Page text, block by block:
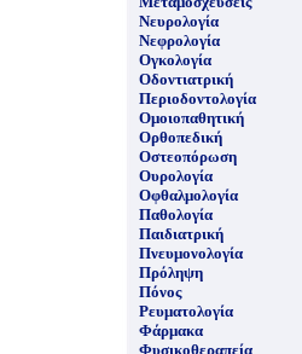
Νευρολογία
Νεφρολογία
Ογκολογία
Οδοντιατρική
Περιοδοντολογία
Ομοιοπαθητική
Ορθοπεδική
Οστεοπόρωση
Ουρολογία
Οφθαλμολογία
Παθολογία
Παιδιατρική
Πνευμονολογία
Πρόληψη
Πόνος
Ρευματολογία
Φάρμακα
Φυσικοθεραπεία